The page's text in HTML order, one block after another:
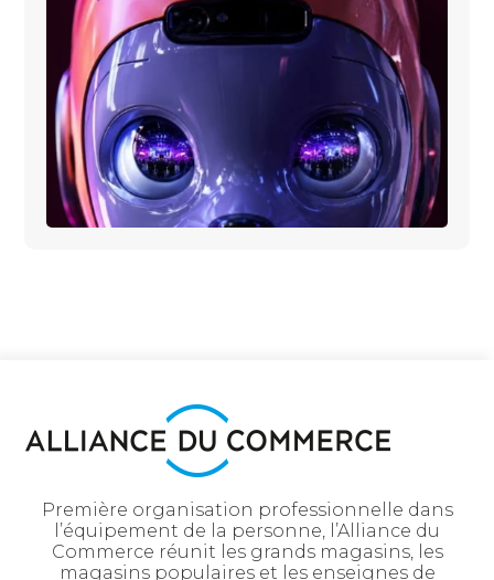
Première organisation professionnelle dans
l’équipement de la personne, l’Alliance du
Commerce réunit les grands magasins, les
magasins populaires et les enseignes de